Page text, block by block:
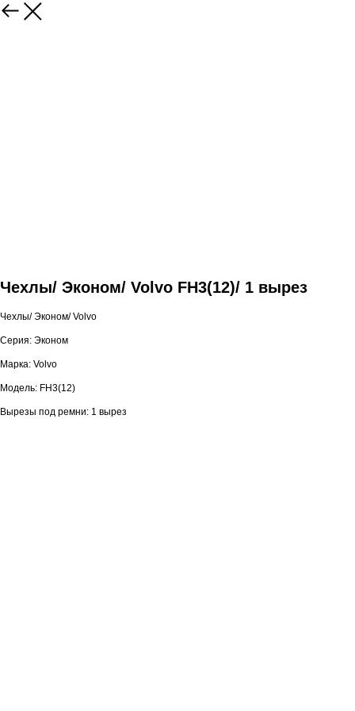
Чехлы/ Эконом/ Volvo FH3(12)/ 1 вырез
Чехлы/ Эконом/ Volvo
Серия: Эконом
Марка: Volvo
Модель: FH3(12)
Вырезы под ремни: 1 вырез